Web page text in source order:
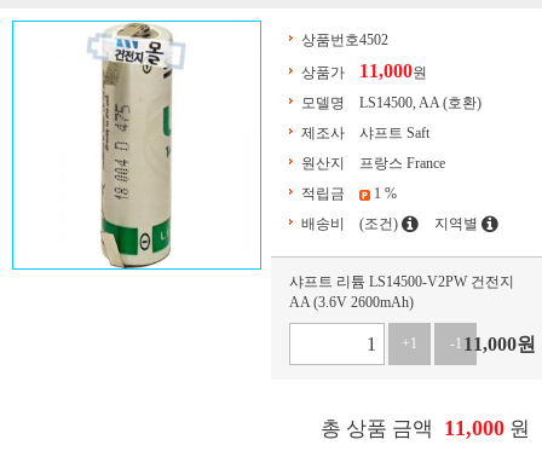
상품번호4502
상품가
11,000원
모델명
LS14500, AA (호환)
제조사
샤프트 Saft
원산지
프랑스 France
적립금
1 %
배송비
(조건) 지역별
샤프트 리튬 LS14500-V2PW 건전지
AA (3.6V 2600mAh)
+1 -1 11,000원
총 상품 금액 11,000 원